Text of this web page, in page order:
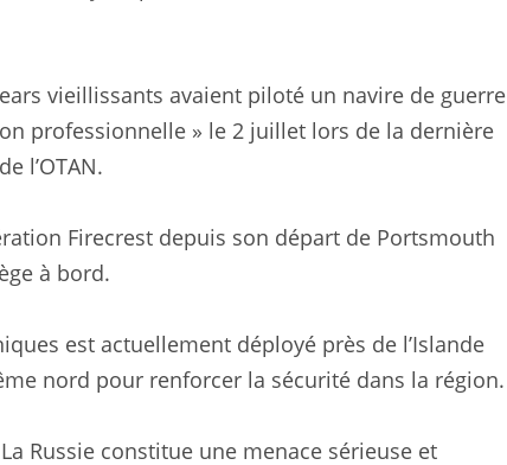
vieillissants avaient piloté un navire de guerre
professionnelle » le 2 juillet lors de la dernière
l’OTAN.
Firecrest depuis son départ de Portsmouth
à bord.
est actuellement déployé près de l’Islande
nord pour renforcer la sécurité dans la région.
Russie constitue une menace sérieuse et